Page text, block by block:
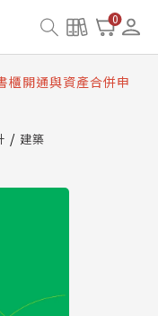
0
合併與書櫃開通申請
問題
櫃開通與資產合併申
併與書櫃開通申請
建築